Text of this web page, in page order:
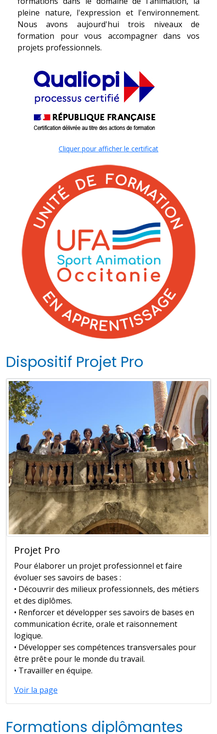
pleine nature, l'expression et l'environnement.
Nous avons aujourd'hui trois niveaux de
formation pour vous accompagner dans vos
projets professionnels.
Cliquer pour afficher le certificat
Dispositif Projet Pro
Projet Pro
Pour élaborer un projet professionnel et faire
évoluer ses savoirs de bases :
• Découvrir des milieux professionnels, des métiers
et des diplômes.
• Renforcer et développer ses savoirs de bases en
communication écrite, orale et raisonnement
logique.
• Développer ses compétences transversales pour
être prêt·e pour le monde du travail.
• Travailler en équipe.
Voir la page
Formations diplômantes